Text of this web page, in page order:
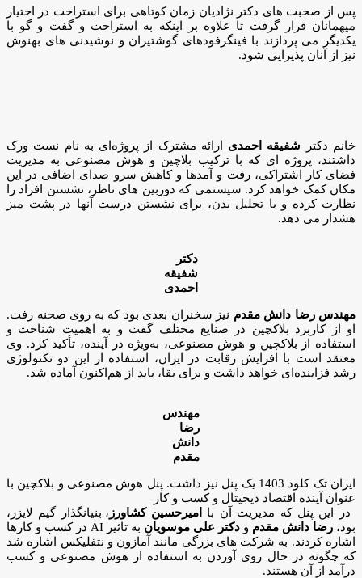
پس از صحبت های دکتر نژادیان زمان کوتاهی برای استراحت در احتیار
میهمانان قرار گرفت تا علاوه بر اینکه به استراحت و گفت و گو با
یکدیگر می پردازند با فینگرفودهای گوشتیران و نوشیدنی های بهنوش
نیز از آنان پذیرایی شود.
خانم دکتر شفیقه احمدی ارائه مشترک از پروژه‌ای به نام نست ورک
داشتند، پروژه ای که با ترکیب بلاچین و هوش مصنوعی به مدیریت
فضای کار اشتراکی، رفت و آمدها و کاهش سرو صدای اضافی در این
مکان کمک خواهد کرد. سیستمی که دوربین های ناظر، نشستن افراد را
نظارت کرده و با تحلیل بدن، برای نشستن درست آنها در پشت میز
هشدار می دهد.
دکتر
شفیقه
احمدی
مهندس رضا دانش مقدم نیز سخنران بعدی بود که به روی صحنه رفت.
او از کاربرد بلاکچین در صنایع مختلف گفت و به اهمیت شناخت و
استفاده از بلاکچین و هوش مصنوعی، به‌ویژه در آینده، تأکید کرد. وی
معتقد است با افزایش رقابت در ایران، استفاده از این دو تکنولوژی
رشد فزاینده‌ای خواهد داشت و برای بقا، باید از هم‌اکنون آماده شد.
مهندس
رضا
دانش
مقدم
ایران تک کلود 1403 یک پنل نیز داشت. پنل هوش مصنوعی و بلاکچین با
عنوان آينده اقتصاد ديجيتال و كسب و كار
در این پنل که مدیریت آن با
امیرحسین کشاورز ، بنیانگذار گیم لایزر،
بود، رضا دانش مقدم و دکتر علی موسویان
به تاثیر AI در کسب و کارها
اشاره کردند. به شرکت های بزرگی مانند آمازون و نتفلیکس اشاره شد
که چگونه در حال روی آوردن به استفاده از هوش مصنوعی و کسب
درآمد از آن هستند.